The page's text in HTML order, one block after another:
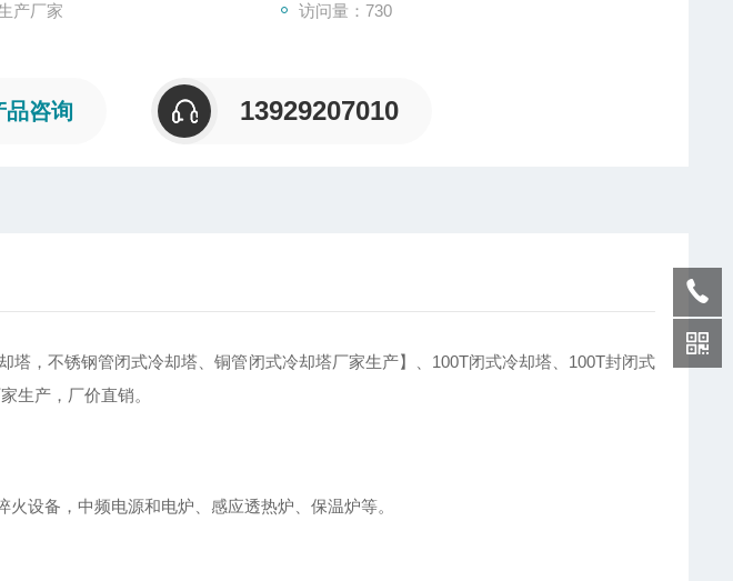
产厂家 访问量：730
品咨询 13929207010
却塔，不锈钢管闭式冷却塔、铜管闭式冷却塔厂家生产】、100T闭式冷却塔、100T封闭式
生产，厂价直销。
设备，中频电源和电炉、感应透热炉、保温炉等。